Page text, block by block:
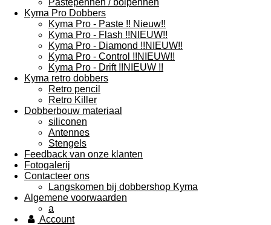
Pastepennen / bolpennen
Kyma Pro Dobbers
Kyma Pro - Paste !! Nieuw!!
Kyma Pro - Flash !!NIEUW!!
Kyma Pro - Diamond !!NIEUW!!
Kyma Pro - Control !!NIEUW!!
Kyma Pro - Drift !!NIEUW !!
Kyma retro dobbers
Retro pencil
Retro Killer
Dobberbouw materiaal
siliconen
Antennes
Stengels
Feedback van onze klanten
Fotogalerij
Contacteer ons
Langskomen bij dobbershop Kyma
Algemene voorwaarden
a
Account